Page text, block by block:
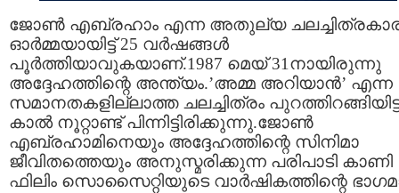
ജോണ്‍ എബ്രഹാം എന്ന അതുല്യ
ഓര്‍മ്മയായിട്ട് 25 വര്‍ഷങ്ങള്‍
പൂര്‍ത്തിയാവുകയാണ്.1987 മെയ് 31നായിരുന്നു
അദ്ദേഹത്തിന്റെ അന്ത്യം.’അമ്മ അറിയാന്‍’ എന്ന
സമാനതകളില്ലാത്ത ചലച്ചിത്രം
കാല്‍ നൂറ്റാണ്ട് പിന്നിട്ടിരിക്കുന്നു.ജോണ്‍
എബ്രഹാമിനെയും അദ്ദേഹത്തിന്റെ സിനിമാ
ജീവിതത്തെയും അനുസ്മരിക്കുന്ന പരിപാടി കാണി
ഫിലിം സൊസൈറ്റിയുടെ വാര്‍ഷികത്തിന്റെ